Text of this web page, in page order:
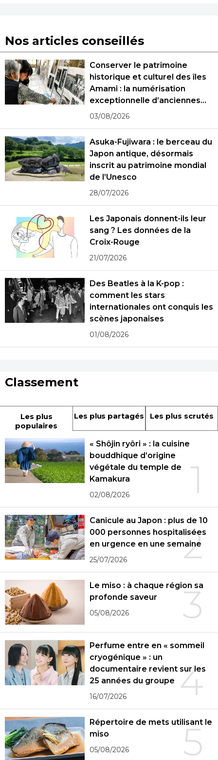
Nos articles conseillés
Conserver le patrimoine
historique et culturel des îles
Amami : la numérisation
exceptionnelle d’anciennes
photographies
03/08/2026
Asuka-Fujiwara : le berceau du
Japon antique, désormais
inscrit au patrimoine mondial
de l’Unesco
28/07/2026
Les Japonais donnent-ils leur
sang ? Les données de la
Croix-Rouge
21/07/2026
Des Beatles à la K-pop :
comment les stars
internationales ont conquis les
scènes japonaises
01/08/2026
Classement
Les plus
populaires
Les plus partagés Les plus scrutés
1
« Shôjin ryôri » : la cuisine
bouddhique d’origine
végétale du temple de
Kamakura
02/08/2026
2
Canicule au Japon : plus de 10
000 personnes hospitalisées
en urgence en une semaine
25/07/2026
3
Le miso : à chaque région sa
profonde saveur
05/08/2026
4
Perfume entre en « sommeil
cryogénique » : un
documentaire revient sur les
25 années du groupe
16/07/2026
5
Répertoire de mets utilisant le
miso
05/08/2026